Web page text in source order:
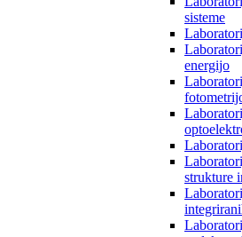
sisteme
energijo
strukture